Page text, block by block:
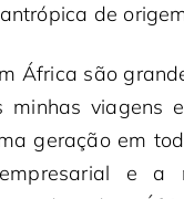
de
África são
minhas viagens
geração em
e